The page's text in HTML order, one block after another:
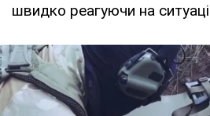
швидко реагуючи на